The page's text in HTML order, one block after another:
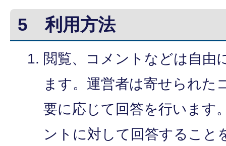
5 利用方法
閲覧、コメントなどは自由
ます。運営者は寄せられた
要に応じて回答を行います
ントに対して回答すること